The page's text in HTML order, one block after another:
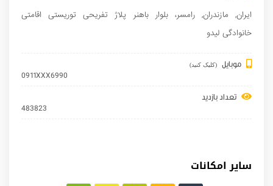
ایران, مازندران,رامسر، بلوار باهنر پلاژ تفریحی توریستی اقامتی
خانوادگی لیدو
موبایل (کلیک کنید)
0911XXX6990
تعداد بازدید
483823
سایر امکانات